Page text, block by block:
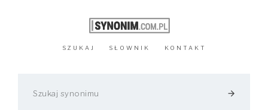
SZUKAJ SŁOWNIK KONTAKT
arrow_forward